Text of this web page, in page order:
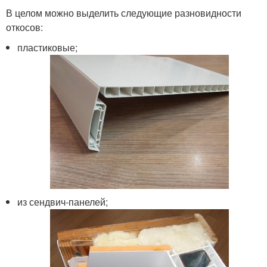
В целом можно выделить следующие разновидности
откосов:
пластиковые;
из сендвич-панелей;